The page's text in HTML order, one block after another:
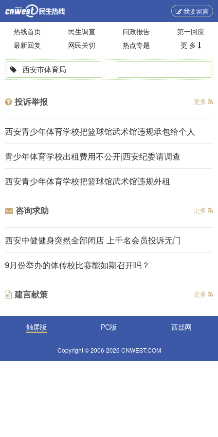
我要留言
热线首页 民生调查 问政报告
第一回应
最新回复
网民关切 热点专题 更 多
西安市体育局
投诉举报 更多
西安青少年体育学校把篮球馆武术馆违规承包给个人
青少年体育学校出租费用不公开|西安纪委请调查
西安青少年体育学校把篮球馆武术馆违规外租
咨询求助 更多
西安中健健身突然全部闭店 上千名会员投诉无门
9月份举办的体传校比赛能如期召开吗？
建言献策 更多
触屏版 PC版 西部网
Copyright © 2006-2026 CNWEST.COM